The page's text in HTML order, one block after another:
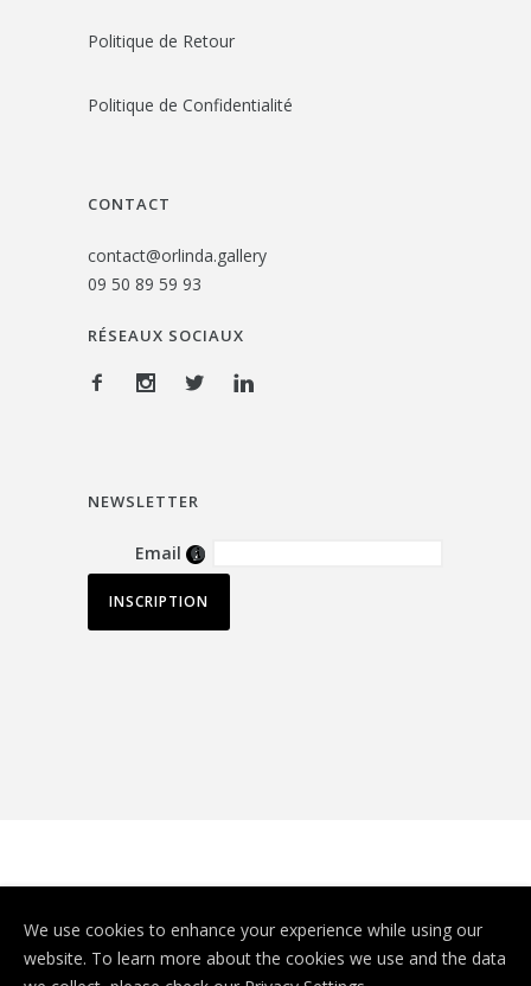
Politique de Retour
Politique de Confidentialité
CONTACT
contact@orlinda.gallery
09 50 89 59 93
RÉSEAUX SOCIAUX
NEWSLETTER
Email
sites internet à Mulhouse
We use cookies to enhance your experience while using our
website. To learn more about the cookies we use and the data